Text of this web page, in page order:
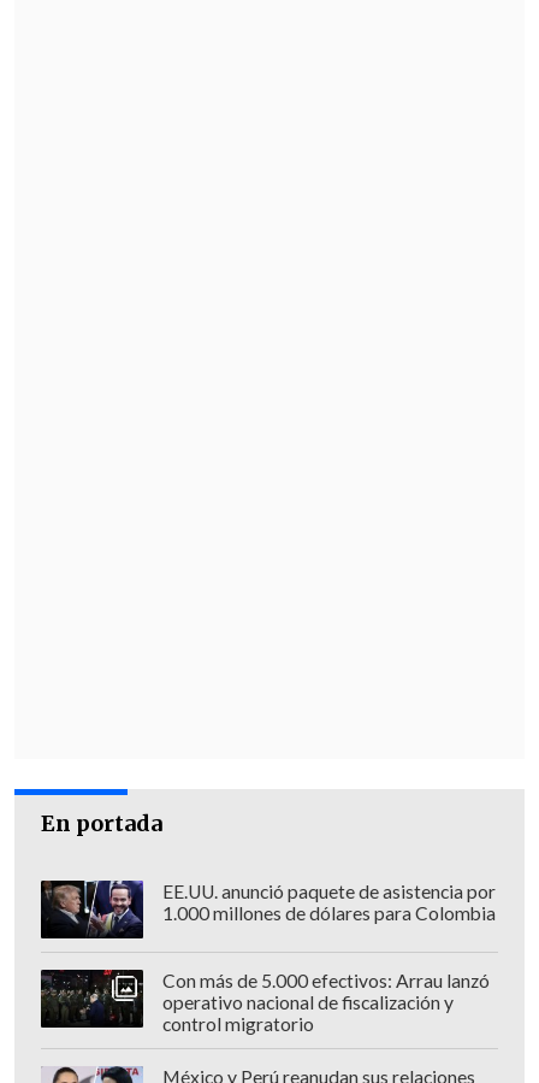
En portada
EE.UU. anunció paquete de asistencia por
1.000 millones de dólares para Colombia
Con más de 5.000 efectivos: Arrau lanzó
operativo nacional de fiscalización y
control migratorio
México y Perú reanudan sus relaciones